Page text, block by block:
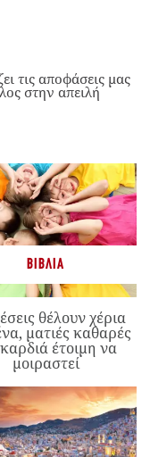
τις αποφάσεις μας
στην απειλή
ΒΙΒΛΊΑ
θέλουν χέρια
ματιές καθαρές
έτοιμη να
μοιραστεί